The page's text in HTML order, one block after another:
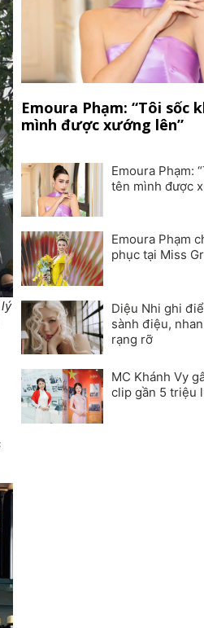
Emoura Phạm: “Tôi sốc
mình được xướng lên”
Emoura Phạm:
tên mình được
Emoura Phạm
phục tại Miss
Diệu Nhi ghi
sành điệu,
rạng rỡ
MC Khánh Vy
clip gần 5 triệu